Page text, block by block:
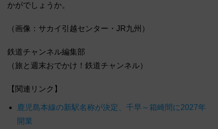
かがでしょうか。
（画像：サカイ引越センター・JR九州）
鉄道チャンネル編集部
（旅と週末おでかけ！鉄道チャンネル）
【関連リンク】
鹿児島本線の新駅名称が決定、千早～箱崎間に2027年
開業